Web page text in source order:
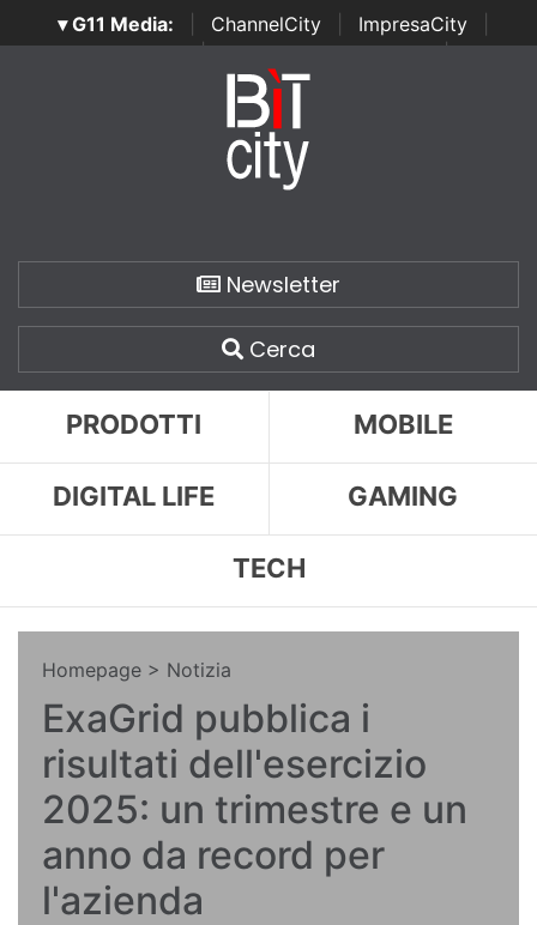
▾ G11 Media: ChannelCity ImpresaCity
SecurityOpenLab | Italian Channel Awards | Italian
Italian Security Awards
Newsletter
Cerca
PRODOTTI MOBILE
DIGITAL LIFE GAMING
TECH
Homepage > Notizia
ExaGrid pubblica i
risultati dell'esercizio
2025: un trimestre e un
anno da record per
l'azienda